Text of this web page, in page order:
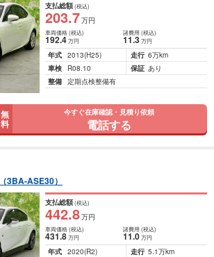
支払総額(税込)
203.7万円
車両価格(税込)
192.4万円
諸費用 (税込)
11.3 万円
年式 2013(H25) 走行 6万km
車検
R08.10 保証 あり
整備 定期点検整備有
無
料
今すぐ在庫確認・見積り依頼
電話する
（3BA-ASE30）
支払総額(税込)
442.8万円
車両価格(税込)
431.8万円
諸費用 (税込)
11.0 万円
年式 2020(R2) 走行 5.1万km